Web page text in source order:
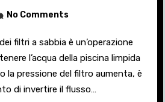
No Comments
l’acqua della piscina limpida
la pressione del filtro aumenta, è
di invertire il flusso…